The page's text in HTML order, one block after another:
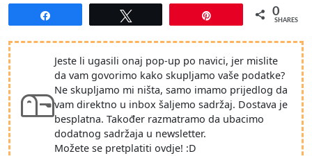
0
SHARES
Jeste li ugasili onaj pop-up po navici, jer mislite
da vam govorimo kako skupljamo vaše podatke?
Ne skupljamo mi ništa, samo imamo prijedlog da
vam direktno u inbox šaljemo sadržaj. Dostava je
besplatna. Također razmatramo da ubacimo
dodatnog sadržaja u newsletter.
Možete se pretplatiti ovdje! :D